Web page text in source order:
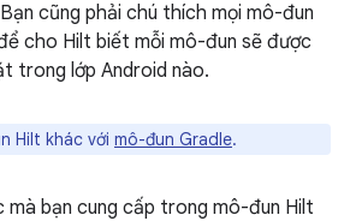
cũng phải chú thích mọi mô-đun
cho Hilt biết mỗi mô-đun sẽ được
trong lớp Android nào.
Hilt khác với mô-đun Gradle.
mà bạn cung cấp trong mô-đun Hilt